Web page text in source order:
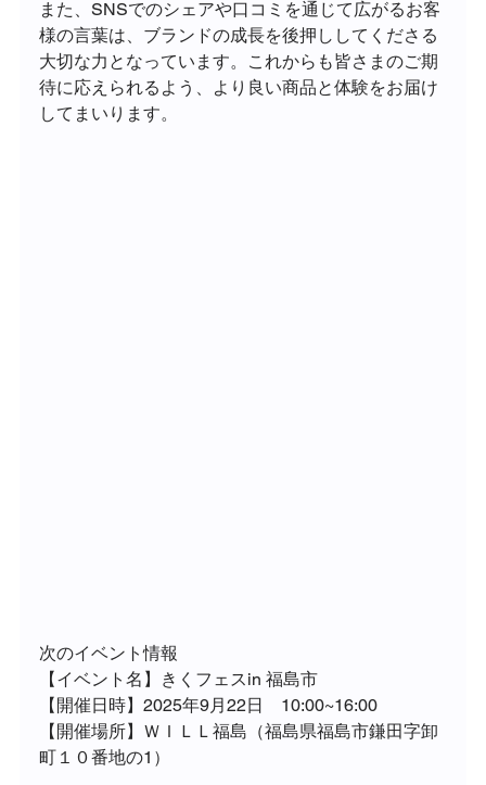
また、SNSでのシェアや口コミを通じて広がるお客
様の言葉は、ブランドの成長を後押ししてくださる
大切な力となっています。これからも皆さまのご期
待に応えられるよう、より良い商品と体験をお届け
してまいります。
次のイベント情報
【イベント名】きくフェスin 福島市
【開催日時】2025年9月22日　10:00~16:00
【開催場所】ＷＩＬＬ福島（福島県福島市鎌田字卸
町１０番地の1）